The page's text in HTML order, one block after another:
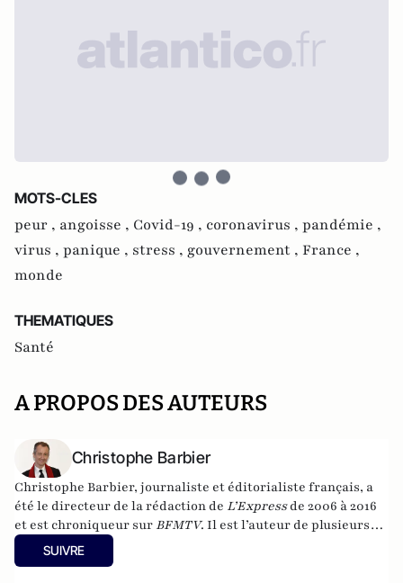
MOTS-CLES
peur , angoisse , Covid-19 , coronavirus , pandémie ,
virus , panique , stress , gouvernement , France ,
monde
THEMATIQUES
Santé
A PROPOS DES AUTEURS
Christophe Barbier
Christophe Barbier, journaliste et éditorialiste français, a
été le directeur de la rédaction de L’Expressde 2006 à 2016
et est chroniqueur sur BFMTV. Il est l’auteur de plusieurs
essais politiques et d’un
(2015).
SUIVRE